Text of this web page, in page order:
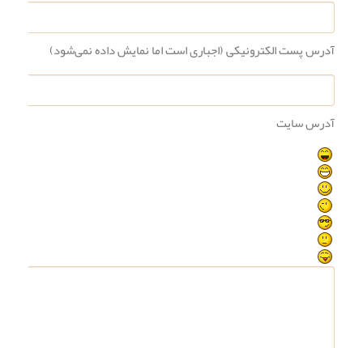
آدرس پست الکترونیکی (اجباری است اما نمایش داده نمی‌شود)
آدرس سایت